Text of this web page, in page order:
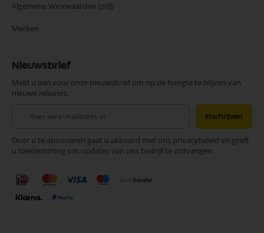
Algemene Voorwaarden (pdf)
Merken
Nieuwsbrief
Meld u aan voor onze nieuwsbrief om op de hoogte te blijven van
nieuwe releases.
onze
nieuwsbrief
Inschrijven
Door u te abonneren gaat u akkoord met ons privacybeleid en geeft
u toestemming om updates van ons bedrijf te ontvangen.